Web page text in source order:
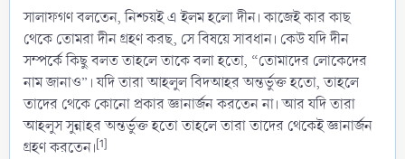
সালাফগণ বলতেন, নিশ্চয়ই এ ইলম হলো দীন। কাজেই কার কাছ
থেকে তোমরা দীন গ্রহণ করছ, সে বিষয়ে সাবধান। কেউ যদি দীন
সম্পর্কে কিছু বলত তাহলে তাকে বলা হতো, “তোমাদের লোকেদের
নাম জানাও”। যদি তারা আহলুল বিদআহর অন্তর্ভুক্ত হতো, তাহলে
তাদের থেকে কোনো প্রকার জ্ঞানার্জন করতেন না। আর যদি তারা
আহলুস সুন্নাহর অন্তর্ভুক্ত হতো তাহলে তারা তাদের থেকেই জ্ঞানার্জন
গ্রহণ করতেন।[1]